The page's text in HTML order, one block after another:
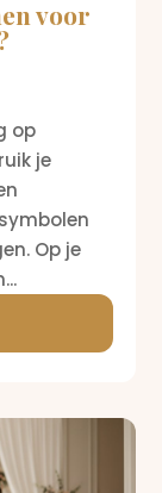
voor
op
je
Op je